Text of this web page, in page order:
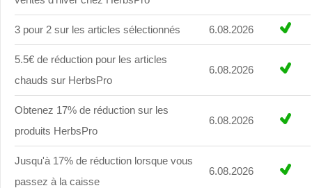
3 pour 2 sur les articles sélectionnés 6.08.2026
5.5€ de réduction pour les articles
chauds sur HerbsPro
6.08.2026
Obtenez 17% de réduction sur les
produits HerbsPro
6.08.2026
Jusqu'à 17% de réduction lorsque vous
passez à la caisse
6.08.2026